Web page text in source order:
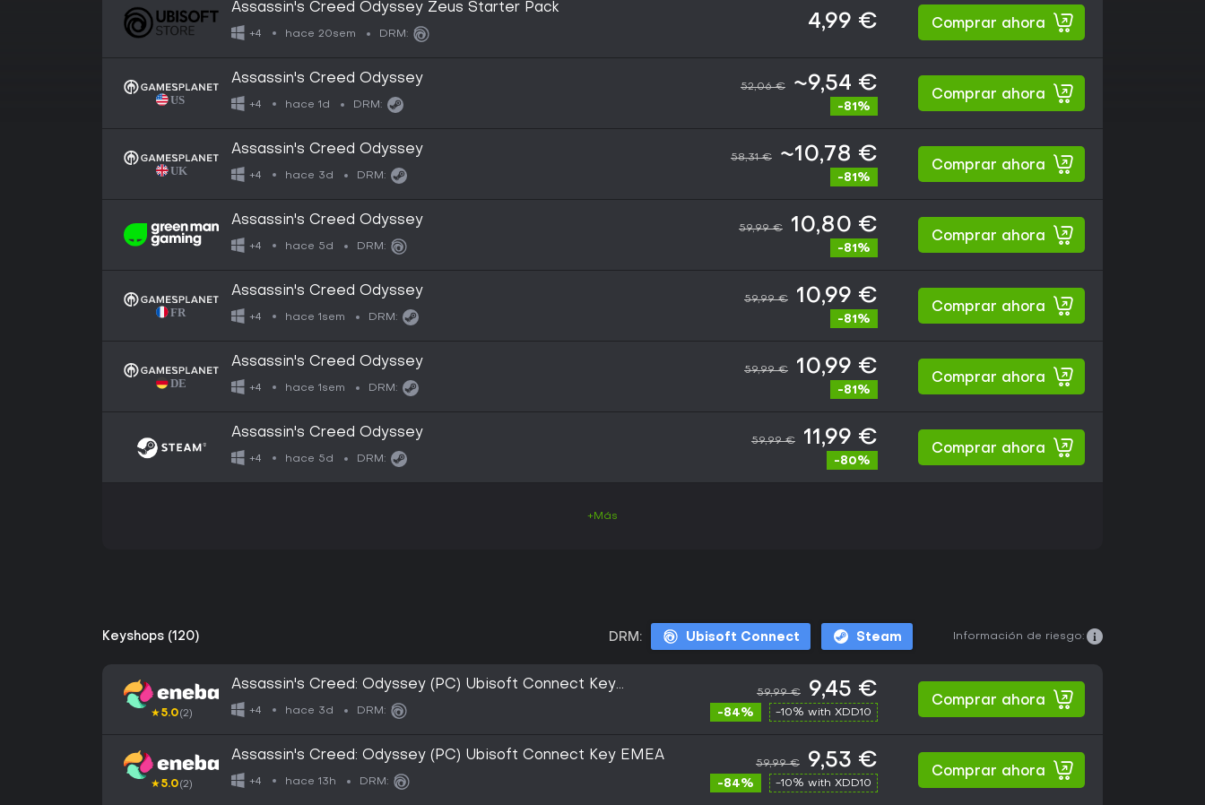
Assassin's Creed Odyssey Zeus Starter Pack
+4 hace 20sem DRM:
4,99 € Comprar ahora
Assassin's Creed Odyssey
+4 hace 1d DRM:
52,06 € ~9,54 €
-81%
Comprar ahora
Assassin's Creed Odyssey
+4 hace 3d DRM:
58,31 € ~10,78 €
-81%
Comprar ahora
Assassin's Creed Odyssey
+4 hace 5d DRM:
59,99 € 10,80 €
-81%
Comprar ahora
Assassin's Creed Odyssey
+4 hace 1sem DRM:
59,99 € 10,99 €
-81%
Comprar ahora
Assassin's Creed Odyssey
+4 hace 1sem DRM:
59,99 € 10,99 €
-81%
Comprar ahora
Assassin's Creed Odyssey
+4 hace 5d DRM:
59,99 € 11,99 €
-80%
Comprar ahora
+Más
Keyshops (120) DRM: Ubisoft Connect Steam Información de riesgo:
★5.0(2)
Assassin's Creed: Odyssey (PC) Ubisoft Connect Key
EUROPE
+4 hace 3d DRM:
59,99 € 9,45 €
-84% -10% with XDD10
Comprar ahora
★5.0(2)
Assassin's Creed: Odyssey (PC) Ubisoft Connect Key EMEA
+4 hace 13h DRM:
59,99 € 9,53 €
-84% -10% with XDD10
Comprar ahora